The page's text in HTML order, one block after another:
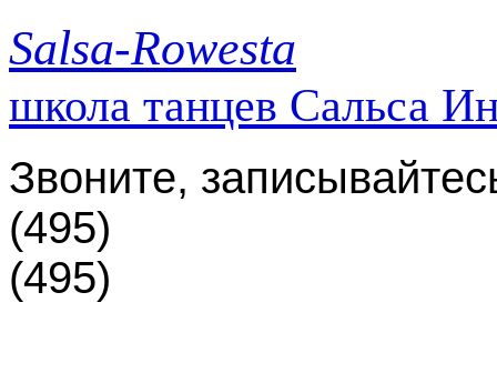
Salsa-Rowesta
школа танцев Сальса
Звоните,
(495)
(495)